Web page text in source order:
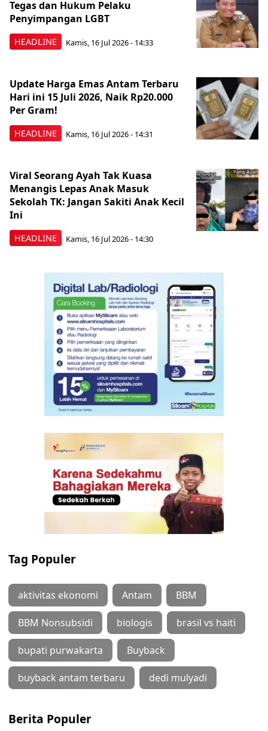
HEADLINE
Tegas dan Hukum Pelaku
Penyimpangan LGBT
Kamis, 16 Jul 2026 - 14:33
HEADLINE
Update Harga Emas Antam Terbaru
Hari ini 15 Juli 2026, Naik Rp20.000
Per Gram!
Kamis, 16 Jul 2026 - 14:31
HEADLINE
Viral Seorang Ayah Tak Kuasa
Menangis Lepas Anak Masuk
Sekolah TK: Jangan Sakiti Anak Kecil
Ini
Kamis, 16 Jul 2026 - 14:30
Tag Populer
aktivitas ekonomi Antam BBM
BBM Nonsubsidi biologis brasil vs haiti
bupati purwakarta Buyback
buyback antam terbaru dedi mulyadi
Berita Populer